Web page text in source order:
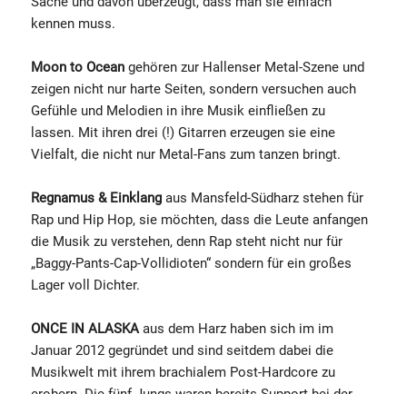
kennen muss.
Moon to Ocean gehören zur Hallenser Metal-Szene und
zeigen nicht nur harte Seiten, sondern versuchen auch
Gefühle und Melodien in ihre Musik einfließen zu
lassen. Mit ihren drei (!) Gitarren erzeugen sie eine
Vielfalt, die nicht nur Metal-Fans zum tanzen bringt.
Regnamus & Einklang aus Mansfeld-Südharz stehen für
Rap und Hip Hop, sie möchten, dass die Leute anfangen
die Musik zu verstehen, denn Rap steht nicht nur für
„Baggy-Pants-Cap-Vollidioten“ sondern für ein großes
Lager voll Dichter.
ONCE IN ALASKAaus dem Harz haben sich im im
Januar 2012 gegründet und sind seitdem dabei die
Musikwelt mit ihrem brachialem Post-Hardcore zu